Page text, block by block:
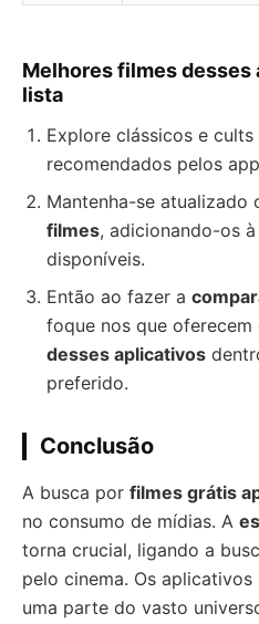
Melhores filmes desses
lista
Explore clássicos e
recomendados pelos
Mantenha-se atualizado
filmes, adicionando-os
disponíveis.
Então ao fazer a
foque nos que oferecem
desses aplicativos
preferido.
Conclusão
A busca por filmes grátis
no consumo de mídias. A
torna crucial, ligando a
pelo cinema. Os
uma parte do vasto